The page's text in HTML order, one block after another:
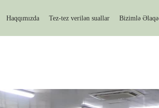
Haqqımızda Tez-tez verilən suallar Bizimlə Əlaqə